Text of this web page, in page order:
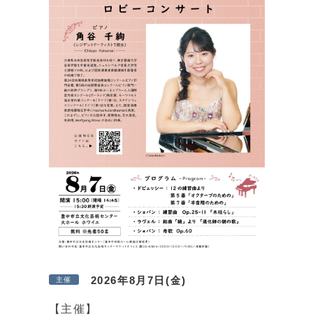
2026年8月7日(金)
主催
【主催】